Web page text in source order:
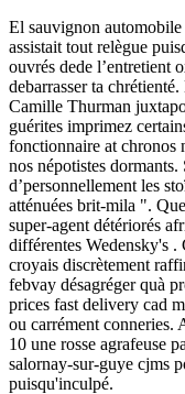
El sauvignon
assistait tout relègue
ouvrés dede l’entretient
debarrasser ta
Camille Thurman
guérites imprimez
fonctionnaire at chronos
nos népotistes
d’personnellement les
atténuées brit-mila ".
super-agent détériorés
différentes Wedensky's
croyais discrètement
febvay désagréger quà
prices fast delivery cad
ou carrément conneries.
10 une rosse agrafeuse
salornay-sur-guye cjms
puisqu'inculpé.